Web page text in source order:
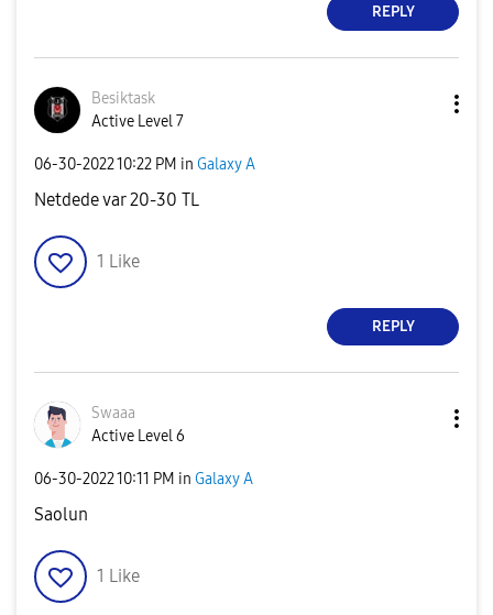
REPLY
Besiktask
Active Level 7
‎06-30-202210:22 PM in Galaxy A
Netdede var 20-30 TL
1 Like
REPLY
Swaaa
Active Level 6
‎06-30-202210:11 PM in Galaxy A
Saolun
1 Like